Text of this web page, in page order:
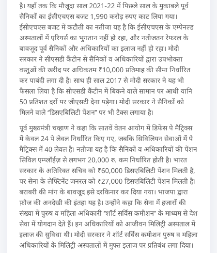
है। यहाँ तक कि मौजूदा साल 2021-22 में पिछले साल के मुकाबले पूर्व
सैनिकों का ईसीएचएस बजट 1,990 करोड़ रुपए काट लिया गया।
ईसीएचएस बजट में कटौती का नतीजा यह है कि ईसीएचएस के एम्पेनल्ड
अस्पतालों में एरियर्स का भुगतान नहीं हो रहा, और नतीजतन रेफरल के
बावजूद पूर्व सैनिकों और अधिकारियों का इलाज नहीं हो रहा। मोदी
सरकार ने सीएसडी कैंटीन से सैनिकों व अधिकारियों द्वारा उपभोक्ता
वस्तुओं की खरीद पर अधिकतम ₹10,000 प्रतिमाह की सीमा निर्धारित
कर पाबंदी लगा दी है। साथ ही साल 2017 से मोदी सरकार ने यह भी
फैसला लिया है कि सीएसडी कैंटीन में बिकने वाले सामान पर आधी यानि
50 प्रतिशत दरों पर जीएसटी देना पड़ेगा। मोदी सरकार ने सैनिकों को
मिलने वाले ‘‘डिसएबिलिटी पेंशन’’ पर भी टैक्स लगाया है।
पूर्व मुख्यमंत्री चव्हाण ने कहा कि सातवें वेतन आयोग में डिफेंस पे मैट्रिक्स
में केवल 24 पे लेवल निर्धारित किए गए, जबकि सिविलियन सेवाओं में पे
मैट्रिक्स में 40 लेवल है। नतीजा यह है कि सैनिकों व अधिकारियों की पेंशन
सिविल एम्प्लॉईज़ से लगभग 20,000 रु. कम निर्धारित होती है। भारत
सरकार के अतिरिक्त सचिव को ₹60,000 डिसएबिलिटी पेंशन मिलती है,
पर सेना के लेफ्टिनेंट जनरल को ₹27,000 डिसएबिलिटी पेंशन मिलती है।
बराबरी की मांग के बावजूद इसे दरकिनार कर दिया गया। भाजपा द्वारा
फ़ौज की अनदेखी की इंतहा यह है। उन्होंने कहा कि सेना में हजारों की
संख्या में पुरुष व महिला अधिकारी ‘‘शॉर्ट सर्विस कमीशन’’ के माध्यम से देश
सेवा में योगदान देते हैं। इन अधिकारियों को आजीवन मिलिट्री अस्पताल में
इलाज की सुविधा थी। मोदी सरकार ने शॉर्ट सर्विस कमीशन पुरुष व महिला
अधिकारियों के मिलिट्री अस्पतालों में मुफ्त इलाज पर प्रतिबंध लगा दिया।